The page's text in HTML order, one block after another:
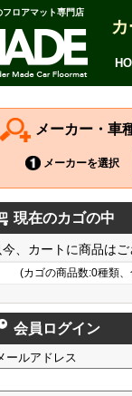
フロアマット専門店
メーカー・車
メーカーを選択
現在のカゴの中
今、カートに商品はご
(カゴの商品数:0種類
会員ログイン
ールアドレス
CT200h
HS250h
アルファード
ヴェルファイア
カムリ
カローラ アクシオ
プレミオ
プリウス
SAI
クラウン アスリ
クラウン マジェ
クラウン ロイヤ
デイズ
デイズ ルークス
ジューク
ノート
キューブ
フィット
シャトル